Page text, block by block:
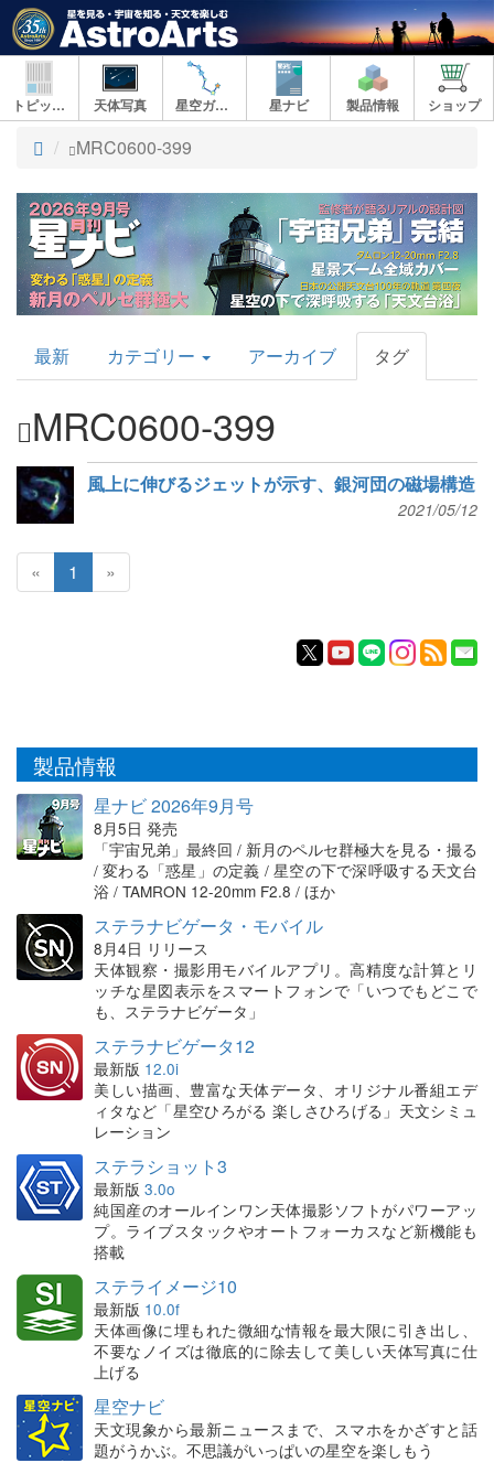
トピックス 天体写真 星空ガイド 星ナビ 製品情報 ショップ
ト
プ
MRC0600-399
AstroArts
Topics
最新 カテゴリー アーカイブ タグ
MRC0600-399
風上に伸びるジェットが示す、銀河団の磁場構造
2021/05/12
« 1 »
製品情報
星ナビ 2026年9月号
8月5日 発売
「宇宙兄弟」最終回 / 新月のペルセ群極大を見る・撮る
/ 変わる「惑星」の定義 / 星空の下で深呼吸する天文台
浴 / TAMRON 12-20mm F2.8 / ほか
ステラナビゲータ・モバイル
8月4日 リリース
天体観察・撮影用モバイルアプリ。高精度な計算とリ
ッチな星図表示をスマートフォンで「いつでもどこで
も、ステラナビゲータ」
ステラナビゲータ12
最新版 12.0i
美しい描画、豊富な天体データ、オリジナル番組エデ
ィタなど「星空ひろがる 楽しさひろげる」天文シミュ
レーション
ステラショット3
最新版 3.0o
純国産のオールインワン天体撮影ソフトがパワーアッ
プ。ライブスタックやオートフォーカスなど新機能も
搭載
ステライメージ10
最新版 10.0f
天体画像に埋もれた微細な情報を最大限に引き出し、
不要なノイズは徹底的に除去して美しい天体写真に仕
上げる
星空ナビ
天文現象から最新ニュースまで、スマホをかざすと話
題がうかぶ。不思議がいっぱいの星空を楽しもう